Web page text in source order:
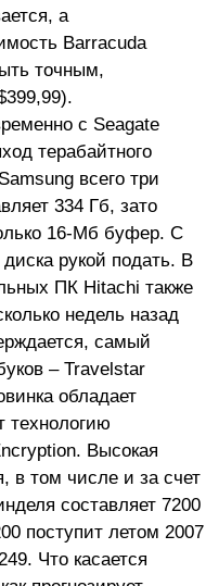
а
Barracuda
точным,
с Seagate
терабайтного
всего три
334 Гб, зато
16-Мб буфер. С
рукой подать. В
ПК Hitachi также
недель назад
самый
– Travelstar
обладает
технологию
Высокая
в том числе и за счет
составляет 7200
поступит летом 2007
Что касается